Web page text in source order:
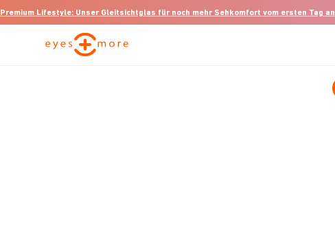
Premium Lifestyle: Unser Gleitsichtglas für noch mehr Sehkomfort vom ersten Tag an